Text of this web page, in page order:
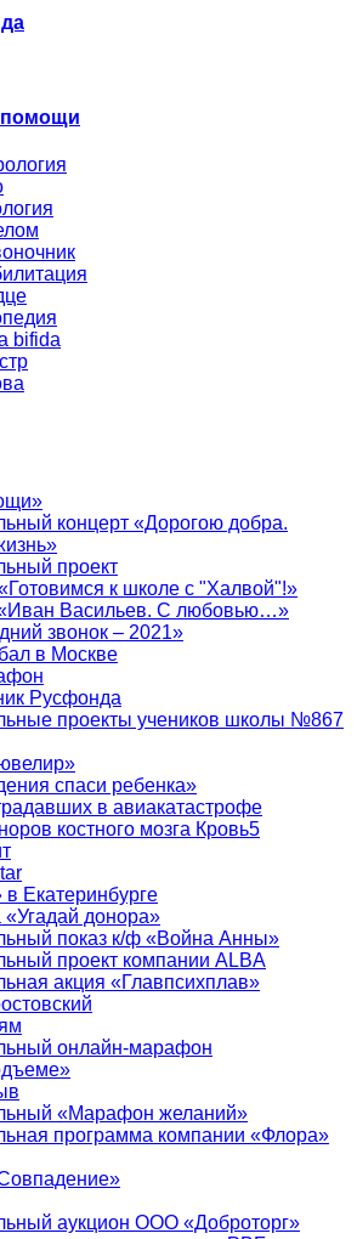
bifida
концерт «Дорогою добра.
проект
к школе с "Халвой"!»
«Иван Васильев. С любовью…»
звонок – 2021»
в Москве
Русфонда
проекты учеников школы №867
спаси ребенка»
в авиакатастрофе
костного мозга Кровь5
Екатеринбурге
донора»
показ к/ф «Война Анны»
проект компании ALBA
акция «Главпсихплав»
онлайн‑марафон
«Марафон желаний»
программа компании «Флора»
аукцион ООО «Доброторг»